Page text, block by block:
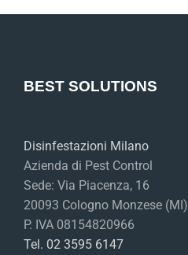
BEST SOLUTIONS
Disinfestazioni Milano
Azienda di Pest Control
Sede: Via Piacenza, 16
20093 Cologno Monzese (MI)
P. IVA 08154820966
Tel. 02 3595 6147